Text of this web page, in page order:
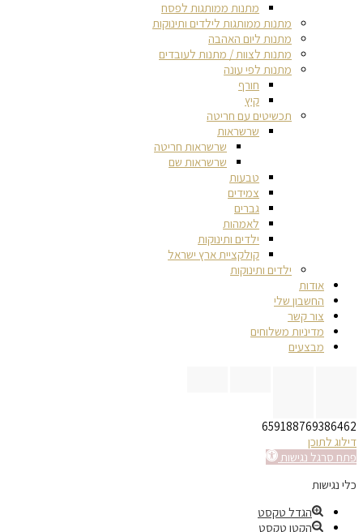
מתנות ממותגות לפסח
מתנות ממותגות לילדים ותינוקות
מתנות ליום האהבה
מתנות לצוות / מתנות לעובדים
מתנות לפי עונה
חורף
קיץ
תכשיטים עם חריטה
שרשראות
שרשראות חריטה
שרשראות שם
טבעות
צמידים
גברים
לאמהות
ילדים ותינוקות
קולקציית ארץ ישראל
ילדים ותינוקות
אודות
החשבון שלי
צור קשר
מדיניות משלוחים
מבצעים
659188769386462
דילוג לתוכן
פתח סרגל נגישות
כלי נגישות
הגדל טקסט
הקטן טקסט